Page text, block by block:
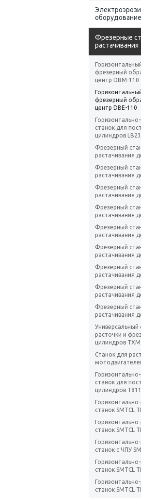
оборудование
Фрезерные
растачивания
фрезерный
центр DBM-110
фрезерный
центр DBE-110
станок для
цилиндров
Фрезерный
растачивания
Фрезерный
растачивания
Фрезерный
растачивания
Фрезерный
растачивания
Фрезерный
растачивания
Фрезерный
растачивания
Фрезерный
растачивания
Фрезерный
растачивания
Фрезерный
растачивания
Универсальный
расточки и
цилиндров
Станок для
станок для
цилиндров
станок SMTCL
станок SMTCL
станок с ЧПУ
станок SMTCL
станок SMTCL